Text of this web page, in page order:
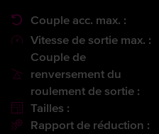
Couple acc. max. :
Vitesse de sortie max. :
Couple de
renversement du
roulement de sortie :
Tailles :
Rapport de réduction :